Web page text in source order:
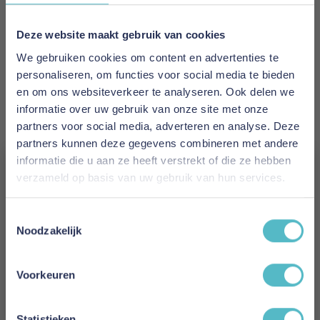
Deze website maakt gebruik van cookies
We gebruiken cookies om content en advertenties te
personaliseren, om functies voor social media te bieden
en om ons websiteverkeer te analyseren. Ook delen we
informatie over uw gebruik van onze site met onze
partners voor social media, adverteren en analyse. Deze
partners kunnen deze gegevens combineren met andere
informatie die u aan ze heeft verstrekt of die ze hebben
verzameld op basis van uw gebruik van hun services.
Noodzakelijk
Voorkeuren
EAN
Prijs
€ 2.712,00
Levertijd
2 tot 4 weken
Kleur
358 Taura Chocco
Neah 160 Sofa Bed with Standard Arms
E-mail